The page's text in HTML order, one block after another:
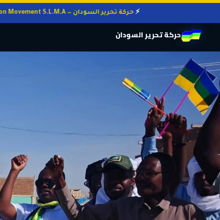
حركة تحرير السودان — Sudan Liberation Movement S.L.M.A
حركة تحرير السودان